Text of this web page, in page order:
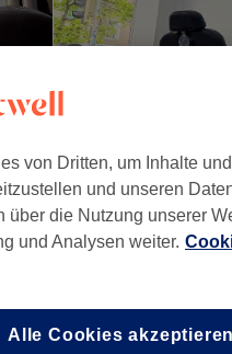
von Dritten, um Inhalte
und unseren
die Nutzung unserer
und Analysen weiter.
Alle Cookies akzeptieren